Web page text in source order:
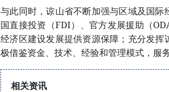
与此同时，谅山省不断加强与区域及国
国直接投资（FDI）、官方发展援助（
经济区建设发展提供资源保障；充分发
极借鉴资金、技术、经验和管理模式，服
相关资讯